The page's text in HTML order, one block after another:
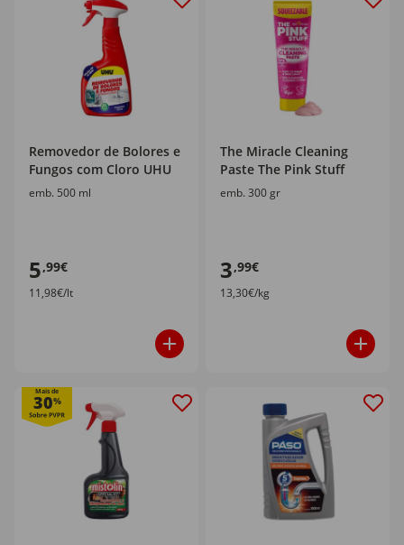
Removedor de Bolores e
Fungos com Cloro UHU
emb. 500 ml
5,99€
11,98€/lt
The Miracle Cleaning
Paste The Pink Stuff
emb. 300 gr
3,99€
13,30€/kg
Mais de
30%